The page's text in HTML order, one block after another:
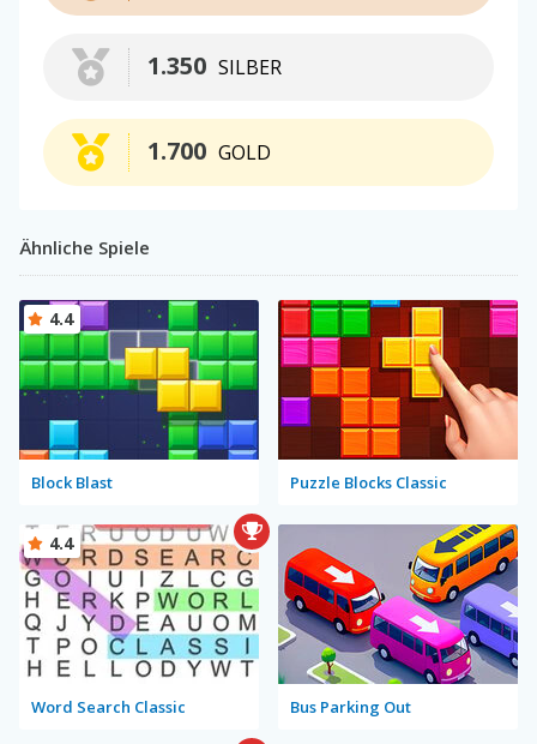
SILBER
1.350
GOLD
1.700
Ähnliche Spiele
Block Blast
4.4
Puzzle Blocks Classic
Word Search Classic
4.4
Bus Parking Out